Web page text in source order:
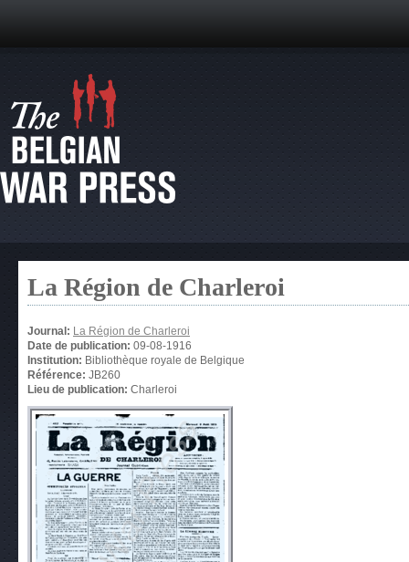
La Région de Charleroi
Journal: La Région de Charleroi
Date de publication: 09-08-1916
Institution: Bibliothèque royale de Belgique
Référence: JB260
Lieu de publication: Charleroi